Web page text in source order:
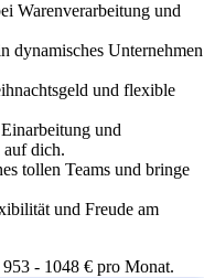
Warenverarbeitung und
dynamisches Unternehmen
und flexible
und
dich.
tollen Teams und bringe
und Freude am
- 1048 € pro Monat.